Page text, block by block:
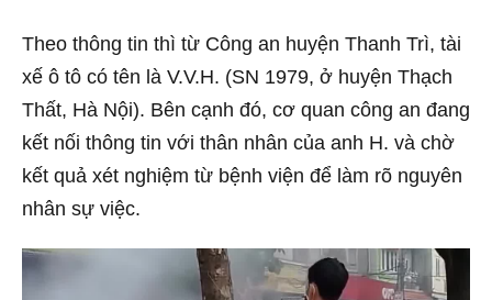
Theo thông tin thì từ Công an huyện Thanh Trì, tài
xế ô tô có tên là V.V.H. (SN 1979, ở huyện Thạch
Thất, Hà Nội). Bên cạnh đó, cơ quan công an đang
kết nối thông tin với thân nhân của anh H. và chờ
kết quả xét nghiệm từ bệnh viện để làm rõ nguyên
nhân sự việc.